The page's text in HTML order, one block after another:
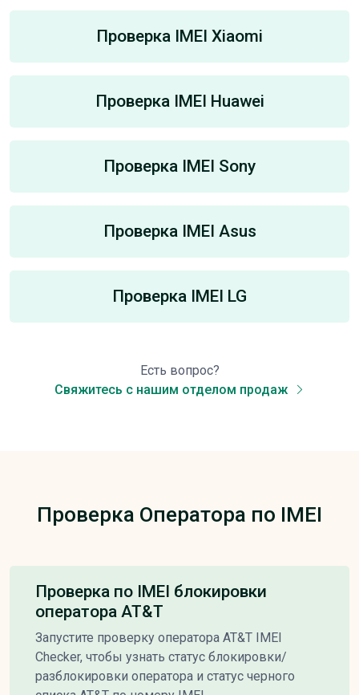
Проверка IMEI Xiaomi
Проверка IMEI Huawei
Проверка IMEI Sony
Проверка IMEI Asus
Проверка IMEI LG
Есть вопрос?
Свяжитесь с нашим отделом продаж
Проверка Оператора по IMEI
Проверка по IMEI блокировки
оператора AT&T
Запустите проверку оператора AT&T IMEI
Checker, чтобы узнать статус блокировки/
разблокировки оператора и статус черного